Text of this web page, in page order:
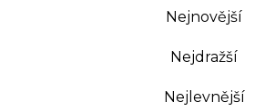
Nejnovější
Nejdražší
Nejlevnější